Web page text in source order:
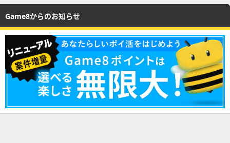
Game8からのお知らせ